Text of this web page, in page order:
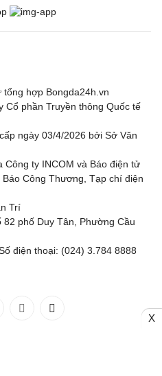
hợp Bongda24h.vn
Cổ phần Truyền thông Quốc tế
ngày 03/4/2026 bởi Sở Văn
Công ty INCOM và Báo điện tử
Công Thương, Tạp chí điện
Trí
phố Duy Tân, Phường Cầu
điện thoại: (024) 3.784 8888
X